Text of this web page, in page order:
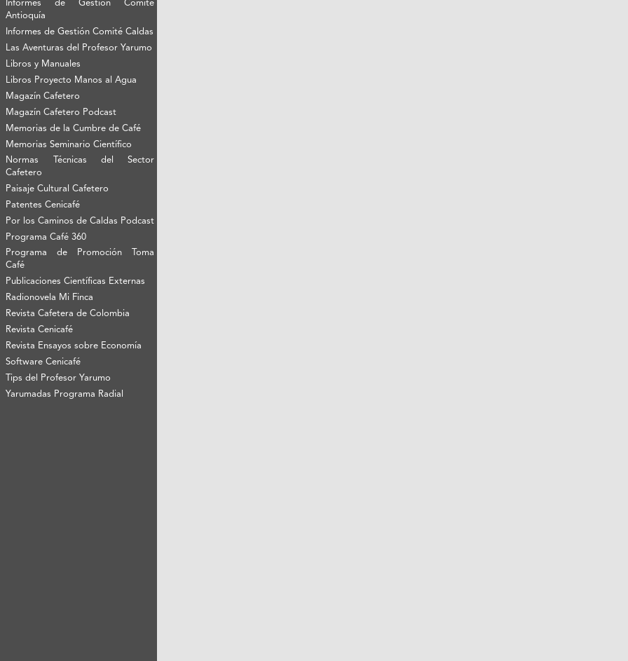
Informes de Gestión Comité
Antioquía
Informes de Gestión Comité Caldas
Las Aventuras del Profesor Yarumo
Libros y Manuales
Libros Proyecto Manos al Agua
Magazín Cafetero
Magazín Cafetero Podcast
Memorias de la Cumbre de Café
Memorias Seminario Científico
Normas Técnicas del Sector
Cafetero
Paisaje Cultural Cafetero
Patentes Cenicafé
Por los Caminos de Caldas Podcast
Programa Café 360
Programa de Promoción Toma
Café
Publicaciones Científicas Externas
Radionovela Mi Finca
Revista Cafetera de Colombia
Revista Cenicafé
Revista Ensayos sobre Economía
Software Cenicafé
Tips del Profesor Yarumo
Yarumadas Programa Radial